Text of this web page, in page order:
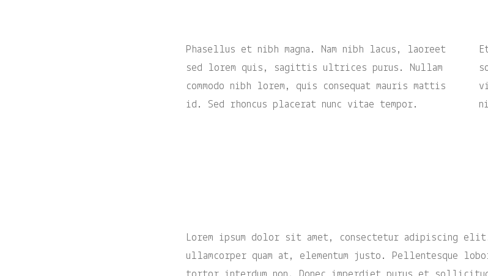
Phasellus et nibh magna. Nam nibh lacus, laoreet
sed lorem quis, sagittis ultrices purus. Nullam
commodo nibh lorem, quis consequat mauris mattis
id. Sed rhoncus placerat nunc vitae tempor.
Lorem ipsum dolor sit amet, consectetur adipiscing
ullamcorper quam at, elementum justo. Pellentesque